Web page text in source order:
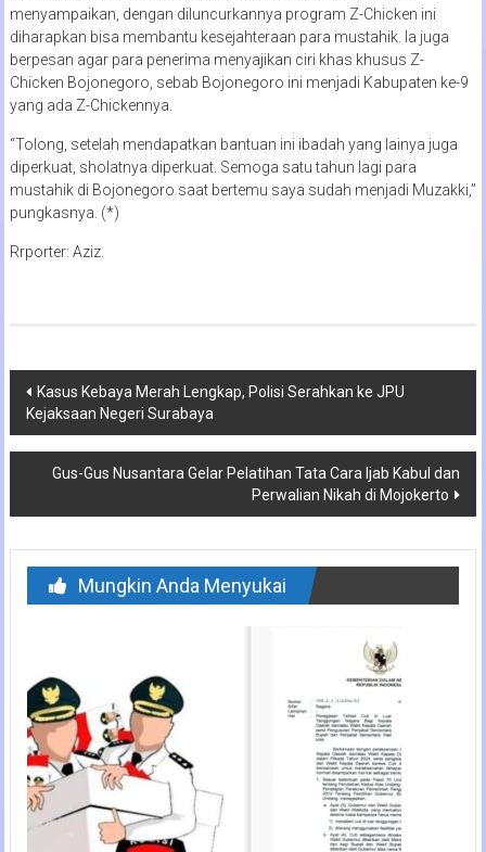
menyampaikan, dengan diluncurkannya program Z-Chicken ini
diharapkan bisa membantu kesejahteraan para mustahik. Ia juga
berpesan agar para penerima menyajikan ciri khas khusus Z-
Chicken Bojonegoro, sebab Bojonegoro ini menjadi Kabupaten ke-9
yang ada Z-Chickennya.
“Tolong, setelah mendapatkan bantuan ini ibadah yang lainya juga
diperkuat, sholatnya diperkuat. Semoga satu tahun lagi para
mustahik di Bojonegoro saat bertemu saya sudah menjadi Muzakki,”
pungkasnya. (*)
Rrporter: Aziz.
Navigasi
pos
Kasus Kebaya Merah Lengkap, Polisi Serahkan ke JPU
Kejaksaan Negeri Surabaya
Gus-Gus Nusantara Gelar Pelatihan Tata Cara Ijab Kabul dan
Perwalian Nikah di Mojokerto
Mungkin Anda Menyukai